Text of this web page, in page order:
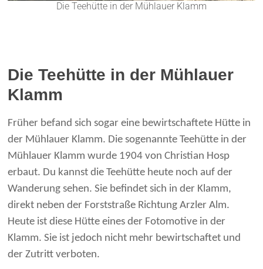
Die Teehütte in der Mühlauer Klamm
Die Teehütte in der Mühlauer
Klamm
Früher befand sich sogar eine bewirtschaftete Hütte in
der Mühlauer Klamm. Die sogenannte Teehütte in der
Mühlauer Klamm wurde 1904 von Christian Hosp
erbaut. Du kannst die Teehütte heute noch auf der
Wanderung sehen. Sie befindet sich in der Klamm,
direkt neben der Forststraße Richtung Arzler Alm.
Heute ist diese Hütte eines der Fotomotive in der
Klamm. Sie ist jedoch nicht mehr bewirtschaftet und
der Zutritt verboten.